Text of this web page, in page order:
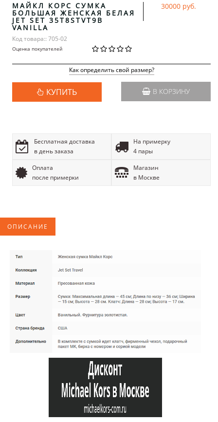
МАЙКЛ КОРС СУМКА
БОЛЬШАЯ ЖЕНСКАЯ БЕЛАЯ
JET SET 35T8STVT9B
VANILLA
Код товара:: 705-02
Оценка покупателей
30000 руб.
Как определить свой размер?
КУПИТЬ В КОРЗИНУ
Бесплатная доставка
в день заказа
На примерку
4 пары
Оплата
после примерки
Магазин
в Москве
ОПИСАНИЕ